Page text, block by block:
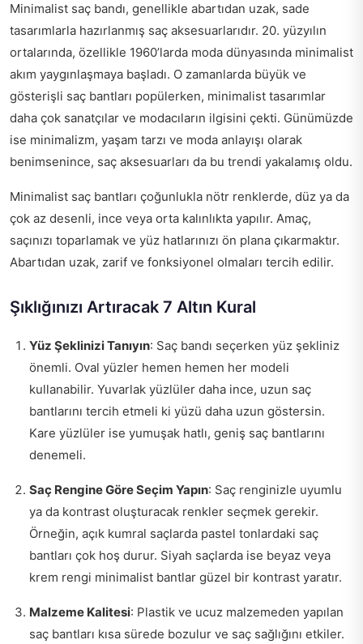
Minimalist saç bandı, genellikle abartıdan uzak, sade
tasarımlarla hazırlanmış saç aksesuarlarıdır. 20. yüzyılın
ortalarında, özellikle 1960’larda moda dünyasında minimalist
akım yaygınlaşmaya başladı. O zamanlarda büyük ve
gösterişli saç bantları popülerken, minimalist tasarımlar
daha çok sanatçılar ve modacıların ilgisini çekti. Günümüzde
ise minimalizm, yaşam tarzı ve moda anlayışı olarak
benimsenince, saç aksesuarları da bu trendi yakalamış oldu.
Minimalist saç bantları çoğunlukla nötr renklerde, düz ya da
çok az desenli, ince veya orta kalınlıkta yapılır. Amaç,
saçınızı toparlamak ve yüz hatlarınızı ön plana çıkarmaktır.
Abartıdan uzak, zarif ve fonksiyonel olmaları tercih edilir.
Şıklığınızı Artıracak 7 Altın Kural
Yüz Şeklinizi Tanıyın: Saç bandı seçerken yüz şekliniz
önemli. Oval yüzler hemen hemen her modeli
kullanabilir. Yuvarlak yüzlüler daha ince, uzun saç
bantlarını tercih etmeli ki yüzü daha uzun göstersin.
Kare yüzlüler ise yumuşak hatlı, geniş saç bantlarını
denemeli.
Saç Rengine Göre Seçim Yapın: Saç renginizle uyumlu
ya da kontrast oluşturacak renkler seçmek gerekir.
Örneğin, açık kumral saçlarda pastel tonlardaki saç
bantları çok hoş durur. Siyah saçlarda ise beyaz veya
krem rengi minimalist bantlar güzel bir kontrast yaratır.
Malzeme Kalitesi: Plastik ve ucuz malzemeden yapılan
saç bantları kısa sürede bozulur ve saç sağlığını etkiler.